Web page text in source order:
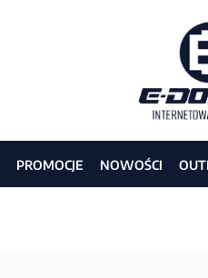
PROMOCJE NOWOŚCI